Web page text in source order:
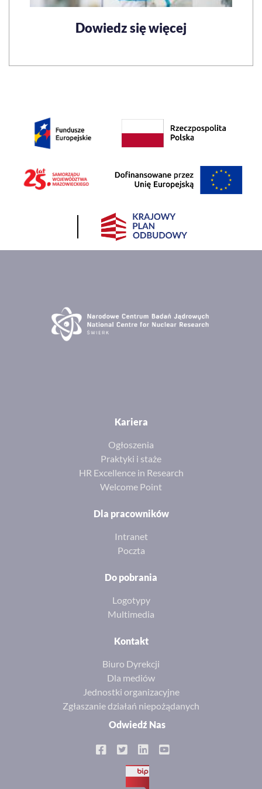
Dowiedz się więcej
Kariera
Ogłoszenia
Praktyki i staże
HR Excellence in Research
Welcome Point
Dla pracowników
Intranet
Poczta
Do pobrania
Logotypy
Multimedia
Kontakt
Biuro Dyrekcji
Dla mediów
Jednostki organizacyjne
Zgłaszanie działań niepożądanych
Odwiedź Nas
BIP